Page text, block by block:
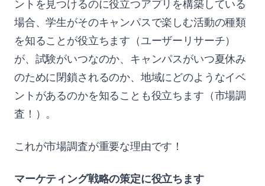
ントを見つけるのに役立つアプリを構築している
場合、学生がそのキャンパスで楽しむ活動の種類
を知ることが役立ちます（ユーザーリサーチ）
が、試験がいつなのか、キャンパスがいつ夏休み
のために閉鎖されるのか、地域にどのようなイベ
ントがあるのかを知ることも役立ちます（市場調
査！）。
これが市場調査が重要な理由です！
マーケティング戦略の策定に役立ちます